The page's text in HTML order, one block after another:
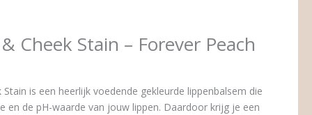
Cheek Stain – Forever Peach
is een heerlijk voedende gekleurde lippenbalsem die
en de pH-waarde van jouw lippen. Daardoor krijg je een